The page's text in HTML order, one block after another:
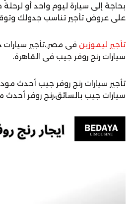
بحاجة إلى سيارة ليوم واحد أو
على عروض تأجير تناسب جدولك
تأجير ليموزين فى مصر,،تأجير
سيارات رنج روفر جيب فى القاهرة،
تأجير سيارات رنج روفر جيب أحدث
سيارات جيب بالسائق،رنج روفر أحدث